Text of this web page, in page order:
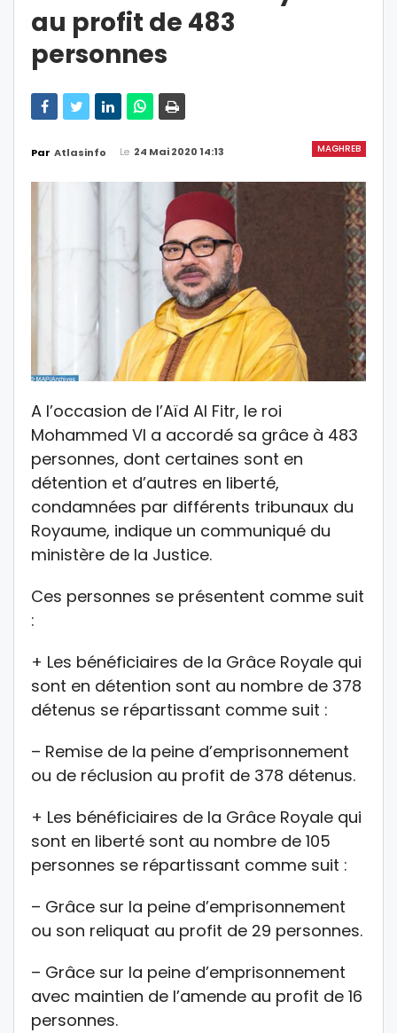
au profit de 483
personnes
MAGHREB
Par Atlasinfo Le 24 Mai 2020 14:13
A l’occasion de l’Aïd Al Fitr, le roi
Mohammed VI a accordé sa grâce à 483
personnes, dont certaines sont en
détention et d’autres en liberté,
condamnées par différents tribunaux du
Royaume, indique un communiqué du
ministère de la Justice.
Ces personnes se présentent comme suit
:
+ Les bénéficiaires de la Grâce Royale qui
sont en détention sont au nombre de 378
détenus se répartissant comme suit :
– Remise de la peine d’emprisonnement
ou de réclusion au profit de 378 détenus.
+ Les bénéficiaires de la Grâce Royale qui
sont en liberté sont au nombre de 105
personnes se répartissant comme suit :
– Grâce sur la peine d’emprisonnement
ou son reliquat au profit de 29 personnes.
– Grâce sur la peine d’emprisonnement
avec maintien de l’amende au profit de 16
personnes.